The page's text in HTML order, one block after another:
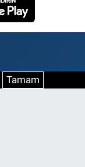
Tamam